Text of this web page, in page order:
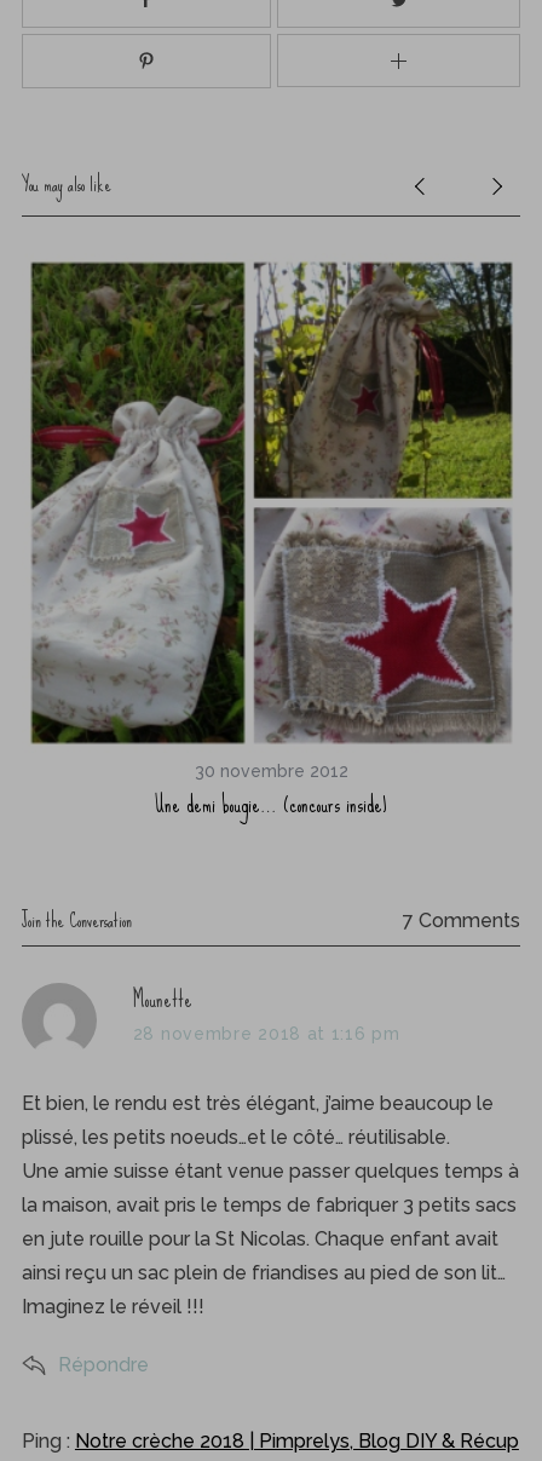
You may also like
30 novembre 2012
Une demi bougie… (concours inside)
Join the Conversation 7 Comments
s
a
s
:
Mounette
28 novembre 2018 at 1:16 pm
Et bien, le rendu est très élégant, j’aime beaucoup le
plissé, les petits noeuds…et le côté… réutilisable.
Une amie suisse étant venue passer quelques temps à
la maison, avait pris le temps de fabriquer 3 petits sacs
en jute rouille pour la St Nicolas. Chaque enfant avait
ainsi reçu un sac plein de friandises au pied de son lit…
Imaginez le réveil !!!
Répondre
Ping : Notre crèche 2018 | Pimprelys, Blog DIY & Récup